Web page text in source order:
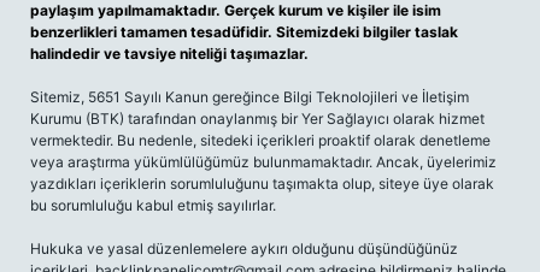
paylaşım yapılmamaktadır. Gerçek kurum ve kişiler ile isim
benzerlikleri tamamen tesadüfidir. Sitemizdeki bilgiler taslak
halindedir ve tavsiye niteliği taşımazlar.
Sitemiz, 5651 Sayılı Kanun gereğince Bilgi Teknolojileri ve İletişim
Kurumu (BTK) tarafından onaylanmış bir Yer Sağlayıcı olarak hizmet
vermektedir. Bu nedenle, sitedeki içerikleri proaktif olarak denetleme
veya araştırma yükümlülüğümüz bulunmamaktadır. Ancak, üyelerimiz
yazdıkları içeriklerin sorumluluğunu taşımakta olup, siteye üye olarak
bu sorumluluğu kabul etmiş sayılırlar.
Hukuka ve yasal düzenlemelere aykırı olduğunu düşündüğünüz